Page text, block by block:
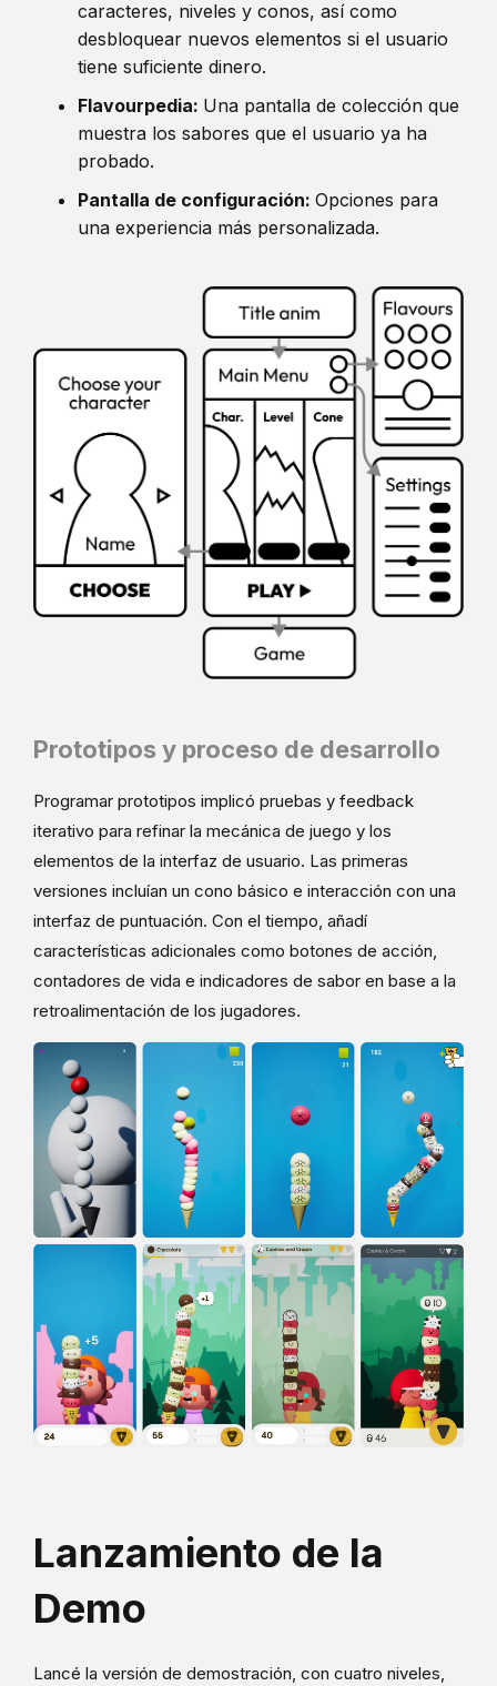
caracteres, niveles y conos, así como
desbloquear nuevos elementos si el usuario
tiene suficiente dinero.
Flavourpedia: Una pantalla de colección que
muestra los sabores que el usuario ya ha
probado.
Pantalla de configuración:Opciones para
una experiencia más personalizada.
Prototipos y proceso de desarrollo
Programar prototipos implicó pruebas y feedback
iterativo para refinar la mecánica de juego y los
elementos de la interfaz de usuario. Las primeras
versiones incluían un cono básico e interacción con una
interfaz de puntuación. Con el tiempo, añadí
características adicionales como botones de acción,
contadores de vida e indicadores de sabor en base a la
retroalimentación de los jugadores.
Lanzamiento de la
Demo
Lancé la versión de demostración, con cuatro niveles,